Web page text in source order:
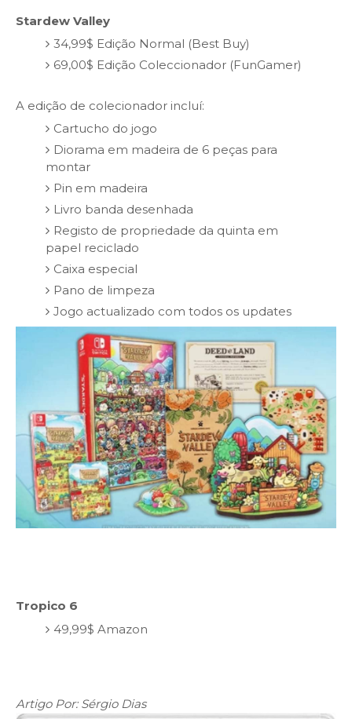
Stardew Valley
34,99$ Edição Normal (Best Buy)
69,00$ Edição Coleccionador (FunGamer)
A edição de colecionador incluí:
Cartucho do jogo
Diorama em madeira de 6 peças para
montar
Pin em madeira
Livro banda desenhada
Registo de propriedade da quinta em
papel reciclado
Caixa especial
Pano de limpeza
Jogo actualizado com todos os updates
Tropico 6
49,99$ Amazon
Artigo Por: Sérgio Dias